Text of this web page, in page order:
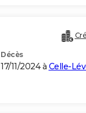
Décès
17/11/2024 à Celle-